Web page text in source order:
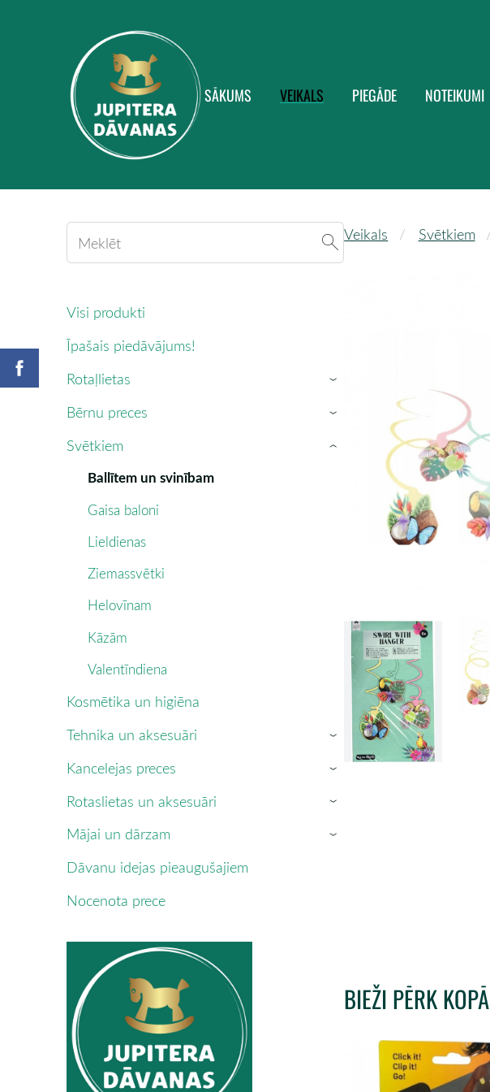
SĀKUMS VEIKALS PIEGĀDE NOTEIKUMI
Visi produkti
Īpašais piedāvājums!
Rotaļlietas
›
Bērnu preces ›
Svētkiem
Ballītem un svinībam
Gaisa baloni
Lieldienas
Ziemassvētki
Helovīnam
Kāzām
Valentīndiena
›
Kosmētika un higiēna
Tehnika un aksesuāri
›
Kancelejas preces ›
Rotaslietas un aksesuāri ›
Mājai un dārzam ›
Dāvanu idejas pieaugušajiem
Nocenota prece
Veikals Svētkiem
BIEŽI PĒRK KOPĀ